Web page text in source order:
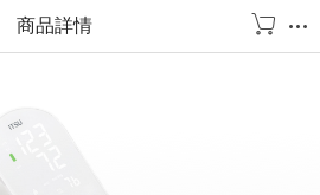
商品詳情